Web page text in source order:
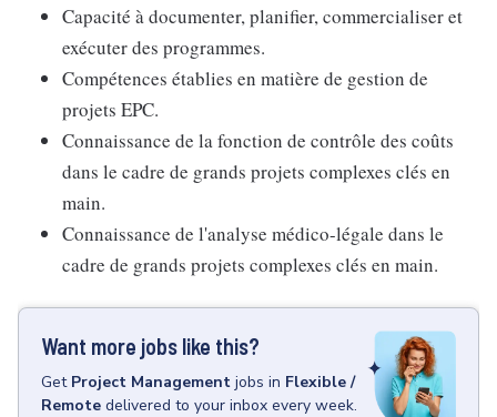
Capacité à documenter, planifier, commercialiser et
exécuter des programmes.
Compétences établies en matière de gestion de
projets EPC.
Connaissance de la fonction de contrôle des coûts
dans le cadre de grands projets complexes clés en
main.
Connaissance de l'analyse médico-légale dans le
cadre de grands projets complexes clés en main.
Want more jobs like this?
Get Project Management jobs in Flexible /
Remote delivered to your inbox every week.